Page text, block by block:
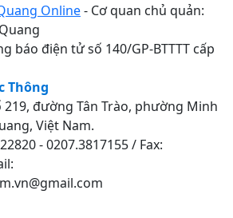
Online- Cơ quan chủ quản:
báo điện tử số 140/GP-BTTTT cấp
Thông
219, đường Tân Trào, phường Minh
Việt Nam.
- 0207.3817155 / Fax: